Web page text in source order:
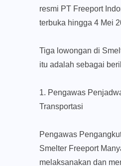
resmi PT Freeport
terbuka hingga 4 Mei
Tiga lowongan di
itu adalah sebagai
1. Pengawas
Transportasi
Pengawas
Smelter Freeport
melaksanakan dan